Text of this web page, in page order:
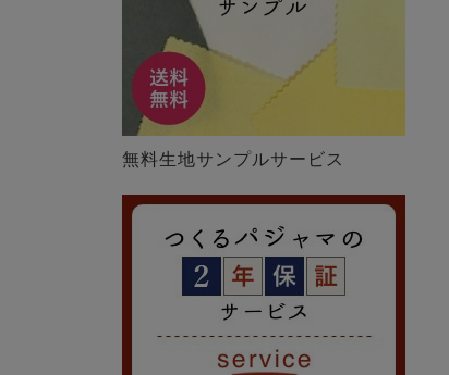
無料生地サンプルサービス